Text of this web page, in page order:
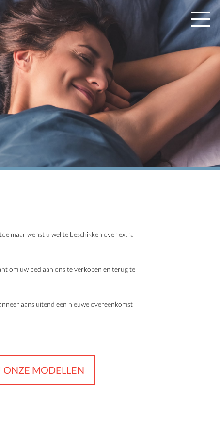
maar wenst u wel te beschikken over extra
om uw bed aan ons te verkopen en terug te
aansluitend een nieuwe overeenkomst
ONZE MODELLEN